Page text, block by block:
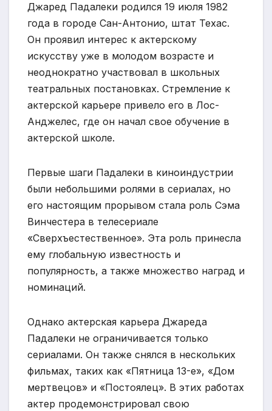
Джаред Падалеки родился 19 июля 1982
года в городе Сан-Антонио, штат Техас.
Он проявил интерес к актерскому
искусству уже в молодом возрасте и
неоднократно участвовал в школьных
театральных постановках. Стремление к
актерской карьере привело его в Лос-
Анджелес, где он начал свое обучение в
актерской школе.
Первые шаги Падалеки в киноиндустрии
были небольшими ролями в сериалах, но
его настоящим прорывом стала роль Сэма
Винчестера в телесериале
«Сверхъестественное». Эта роль принесла
ему глобальную известность и
популярность, а также множество наград и
номинаций.
Однако актерская карьера Джареда
Падалеки не ограничивается только
сериалами. Он также снялся в нескольких
фильмах, таких как «Пятница 13-е», «Дом
мертвецов» и «Постоялец». В этих работах
актер продемонстрировал свою